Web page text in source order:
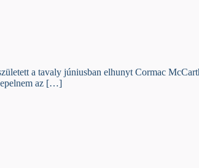
a tavaly júniusban elhunyt Cormac
az […]